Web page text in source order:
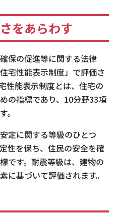
をあらわす
保の促進等に関する法律
宅性能表示制度」で評価さ
性能表示制度とは、住宅の
の指標であり、10分野33項
。
定に関する等級のひとつ
性を保ち、住民の安全を確
です。耐震等級は、建物の
に基づいて評価されます。